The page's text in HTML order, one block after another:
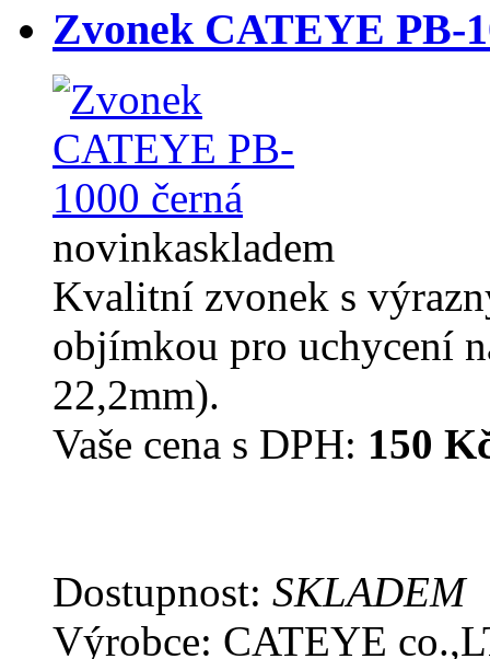
Zvonek CATEYE PB-
novinkaskladem
Kvalitní zvonek s
objímkou pro uchycení
22,2mm).
Vaše cena s DPH: 150
Dostupnost: SKLADEM
Výrobce: CATEYE